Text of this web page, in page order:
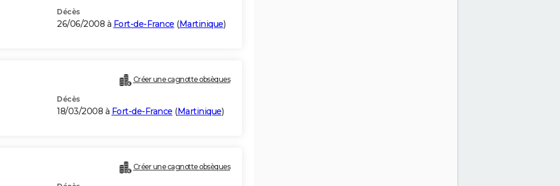
Décès
26/06/2008 à Fort-de-France (Martinique)
Créer une cagnotte obsèques
Décès
18/03/2008 à Fort-de-France (Martinique)
Créer une cagnotte obsèques